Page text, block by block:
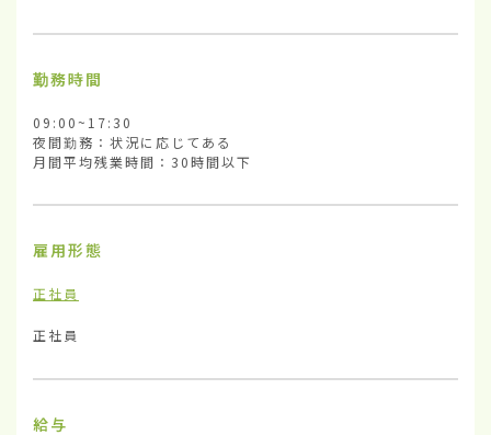
勤務時間
09:00~17:30
夜間勤務：状況に応じてある
月間平均残業時間：30時間以下
雇用形態
正社員
正社員
給与